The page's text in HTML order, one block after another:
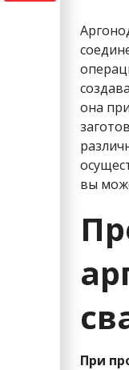
она
вы
Преимущества
При